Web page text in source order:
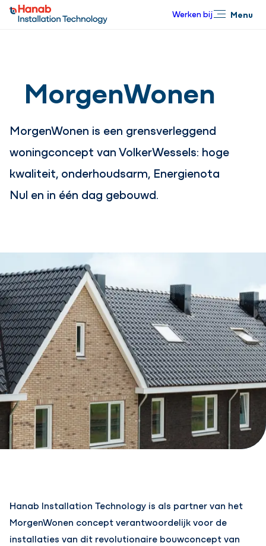
Werken bij Menu
MorgenWonen
MorgenWonen is een grensverleggend
woningconcept van VolkerWessels: hoge
kwaliteit, onderhoudsarm, Energienota
Nul en in één dag gebouwd.
Hanab Installation Technology is als partner van het
MorgenWonen concept verantwoordelijk voor de
installaties van dit revolutionaire bouwconcept van
Sluiten